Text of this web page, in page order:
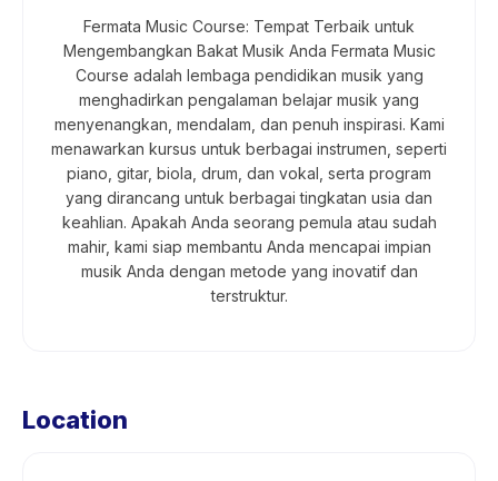
Fermata Music Course: Tempat Terbaik untuk
Mengembangkan Bakat Musik Anda Fermata Music
Course adalah lembaga pendidikan musik yang
menghadirkan pengalaman belajar musik yang
menyenangkan, mendalam, dan penuh inspirasi. Kami
menawarkan kursus untuk berbagai instrumen, seperti
piano, gitar, biola, drum, dan vokal, serta program
yang dirancang untuk berbagai tingkatan usia dan
keahlian. Apakah Anda seorang pemula atau sudah
mahir, kami siap membantu Anda mencapai impian
musik Anda dengan metode yang inovatif dan
terstruktur.
Location